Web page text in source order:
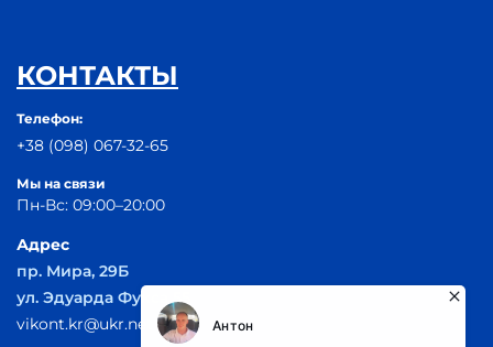
КОНТАКТЫ
Телефон:
+38 (098) 067-32-65
Мы на связи
Пн-Вс: 09:00–20:00
Адрес
пр. Мира, 29Б
ул. Эдуарда Фукса 55
vikont.kr@ukr.net